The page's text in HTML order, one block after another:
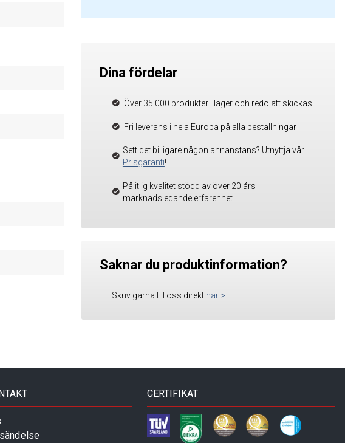
Dina fördelar
Över 35 000 produkter i lager och redo att skickas
Fri leverans i hela Europa på alla beställningar
Sett det billigare någon annanstans? Utnyttja vår
Prisgaranti!
Pålitlig kvalitet stödd av över 20 års
marknadsledande erfarenhet
Saknar du produktinformation?
Skriv gärna till oss direkt här >
CERTIFIKAT